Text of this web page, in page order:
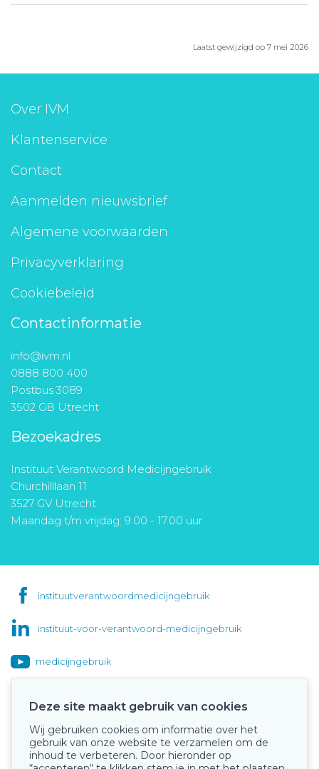
Laatst gewijzigd op 7 mei 2026
Over IVM
Klantenservice
Contact
Aanmelden nieuwsbrief
Algemene voorwaarden
Privacyverklaring
Cookiebeleid
Contactinformatie
info@ivm.nl
0888 800 400
Postbus 3089
3502 GB Utrecht
Bezoekadres
Instituut Verantwoord Medicijngebruik
Churchilllaan 11
3527 GV Utrecht
Maandag t/m vrijdag: 9.00 - 17.00 uur
instituutverantwoordmedicijngebruik
instituut-voor-verantwoord-medicijngebruik
medicijngebruik
Onze keurmerken
Deze site maakt gebruik van cookies
Wij gebruiken cookies om informatie over het
gebruik van onze website te verzamelen om de
inhoud te verbeteren. Door hieronder op